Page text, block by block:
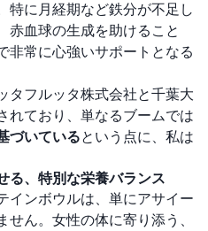
特に月経期など鉄分が不足し
赤血球の生成を助けること
非常に心強いサポートとなる
タフルッタ株式会社と千葉大
れており、単なるブームでは
づいているという点に、私は
る、特別な栄養バランス
インボウルは、単にアサイー
せん。女性の体に寄り添う、